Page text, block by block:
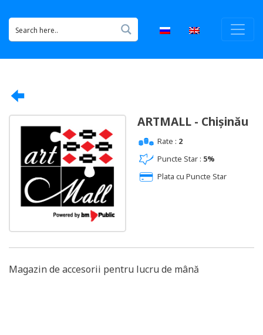
ARTMALL - Chișinău
Rate : 2
Puncte Star : 5%
Plata cu Puncte Star
Magazin de accesorii pentru lucru de mână